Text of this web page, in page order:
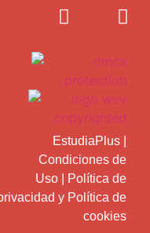
EstudiaPlus
Condiciones de
Uso
Política de
y Política de
cookies